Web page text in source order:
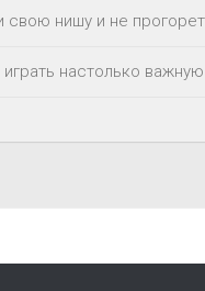
свою нишу и не
играть настолько